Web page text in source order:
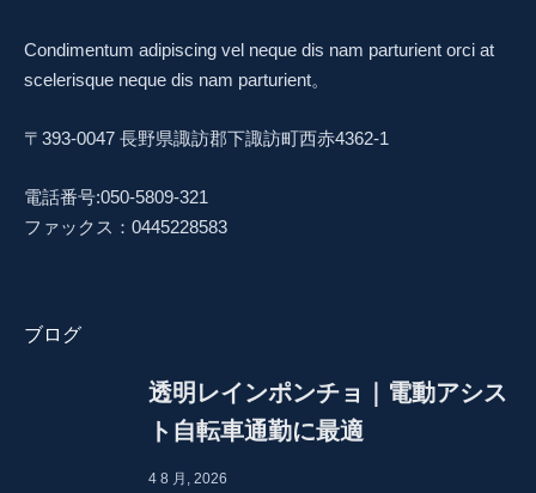
Condimentum adipiscing vel neque dis nam parturient orci at
scelerisque neque dis nam parturient。
〒393-0047 長野県諏訪郡下諏訪町西赤4362-1
電話番号:050-5809-321
ファックス：0445228583
ブログ
透明レインポンチョ｜電動アシス
ト自転車通勤に最適
4 8 月, 2026